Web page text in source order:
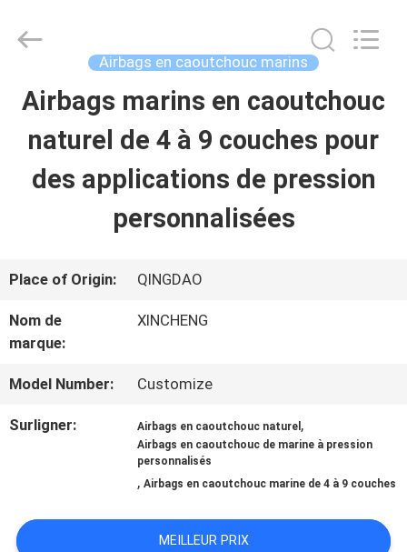
MAISON
PRODUITS
SHOW
A
PROPOS
DE
VISITE
Rubber
Airbags en caoutchouc marins
Airbags marins en caoutchouc
naturel de 4 à 9 couches pour
des applications de pression
personnalisées
Place of Origin: QINGDAO
Nom de
marque:
XINCHENG
Model Number: Customize
Surligner: Airbags en caoutchouc naturel ,
Airbags en caoutchouc de marine à pression
personnalisés
,Airbags en caoutchouc marine de 4 à 9 couches
MEILLEUR PRIX